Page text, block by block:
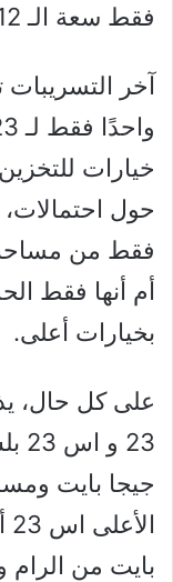
فقط سعة الـ 12 جيجا بايت للرام.
آخر
خيارات للتخزين
حول
فقط من مساحة
أم أنها فقط
بخيارات أعلى.
على كل حال،